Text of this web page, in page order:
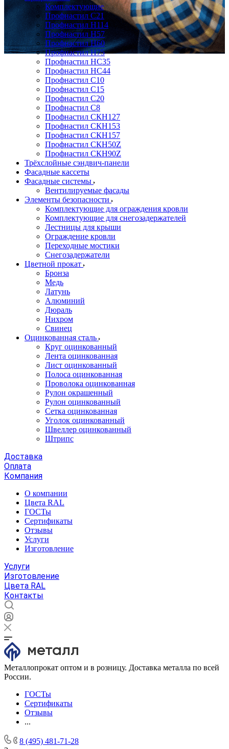
Комплектующие
Профнастил C21
Профнастил Н114
Профнастил Н57
Профнастил Н60
Профнастил Н75
Профнастил НС35
Профнастил НС44
Профнастил С10
Профнастил С15
Профнастил С20
Профнастил С8
Профнастил СКН127
Профнастил СКН153
Профнастил СКН157
Профнастил СКН50Z
Профнастил СКН90Z
Трёхслойные сэндвич-панели
Фасадные кассеты
Фасадные системы
Вентилируемые фасады
Элементы безопасности
Комплектующие для ограждения кровли
Комплектующие для снегозадержателей
Лестницы для крыши
Ограждение кровли
Переходные мостики
Снегозадержатели
Цветной прокат
Бронза
Медь
Латунь
Алюминий
Дюраль
Нихром
Свинец
Оцинкованная сталь
Круг оцинкованный
Лента оцинкованная
Лист оцинкованный
Полоса оцинкованная
Проволока оцинкованная
Рулон окрашенный
Рулон оцинкованный
Сетка оцинкованная
Уголок оцинкованный
Швеллер оцинкованный
Штрипс
Доставка
Оплата
Компания
О компании
Цвета RAL
ГОСТы
Сертификаты
Отзывы
Услуги
Изготовление
Услуги
Изготовление
Цвета RAL
Контакты
Металлопрокат оптом и в розницу. Доставка металла по всей
России.
ГОСТы
Сертификаты
Отзывы
...
8 (495) 481-71-28